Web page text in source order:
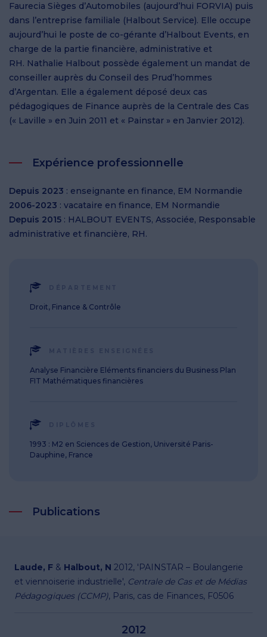
Faurecia Sièges d’Automobiles (aujourd’hui FORVIA) puis
dans l’entreprise familiale (Halbout Service). Elle occupe
aujourd’hui le poste de co-gérante d’Halbout Events, en
charge de la partie financière, administrative et
RH. Nathalie Halbout possède également un mandat de
conseiller auprès du Conseil des Prud’hommes
d’Argentan. Elle a également déposé deux cas
pédagogiques de Finance auprès de la Centrale des Cas
(« Laville » en Juin 2011 et « Painstar » en Janvier 2012).
Expérience professionnelle
Depuis 2023 : enseignante en finance, EM Normandie
2006-2023 : vacataire en finance, EM Normandie
Depuis 2015 : HALBOUT EVENTS, Associée, Responsable
administrative et financière, RH.
Droit, Finance & Contrôle
Analyse Financière Eléments financiers du Business Plan
FIT Mathématiques financières
1993 : M2 en Sciences de Gestion, Université Paris-
Dauphine, France
Publications
Laude, F & Halbout, N 2012, 'PAINSTAR – Boulangerie
et viennoiserie industrielle', Centrale de Cas et de Médias
Pédagogiques (CCMP), Paris, cas de Finances, F0506
2012